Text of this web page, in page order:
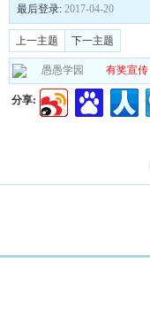
最后登录: 2017-04-20
上一主题 下一主题
愚愚学园 有奖宣传
分享: